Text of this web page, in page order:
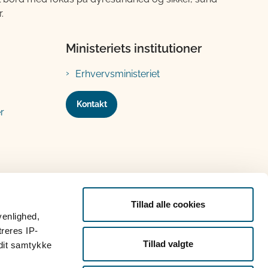
IP-
samtykke
Tillad alle cookies
Tillad valgte
Ministeriets institutioner
Erhvervsministeriet
Kontakt